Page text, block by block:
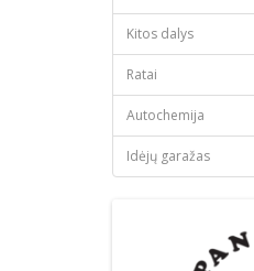
Kitos dalys
Ratai
Autochemija
Idėjų garažas